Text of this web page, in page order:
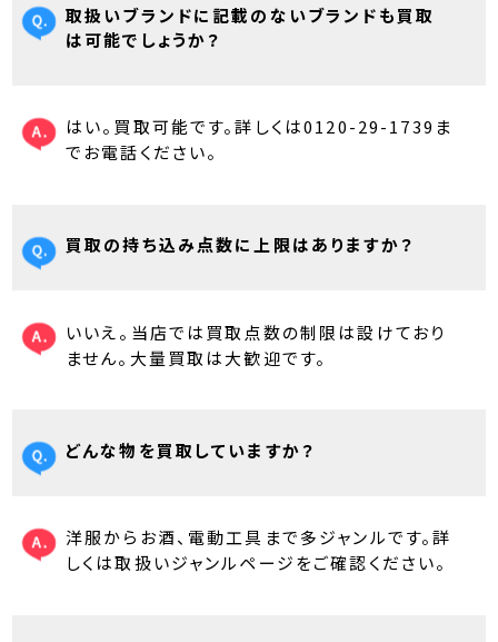
取扱いブランドに記載のないブランドも買取
は可能でしょうか？
はい。買取可能です。詳しくは0120-29-1739ま
でお電話ください。
買取の持ち込み点数に上限はありますか？
いいえ。当店では買取点数の制限は設けており
ません。大量買取は大歓迎です。
どんな物を買取していますか？
洋服からお酒、電動工具まで多ジャンルです。詳
しくは取扱いジャンルページをご確認ください。